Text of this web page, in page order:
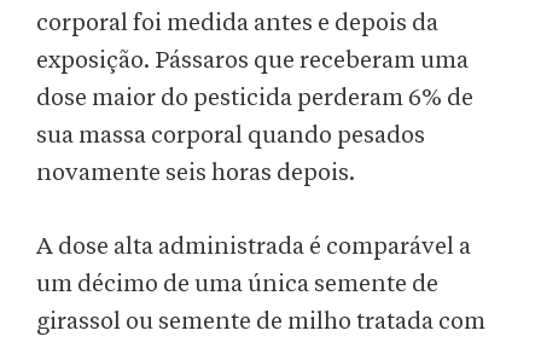
corporal foi medida antes e depois da
exposição. Pássaros que receberam uma
dose maior do pesticida perderam 6% de
sua massa corporal quando pesados
novamente seis horas depois.
A dose alta administrada é comparável a
um décimo de uma única semente de
girassol ou semente de milho tratada com